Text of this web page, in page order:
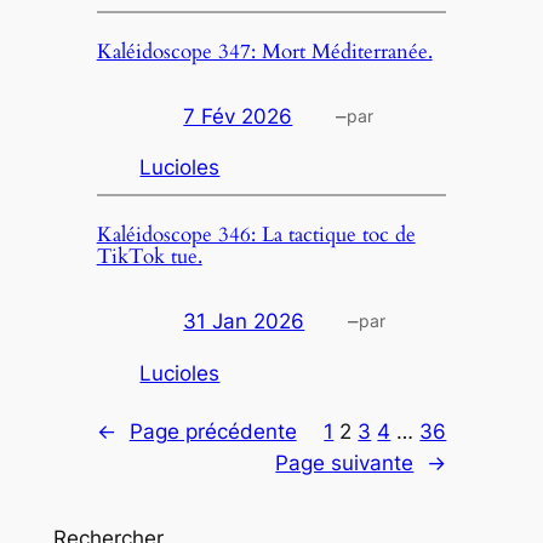
Kaléidoscope 347: Mort Méditerranée.
7 Fév 2026 –par
Lucioles
Kaléidoscope 346: La tactique toc de
TikTok tue.
31 Jan 2026 –par
Lucioles
← Page précédente 1 2 3 4 … 36
Page suivante
→